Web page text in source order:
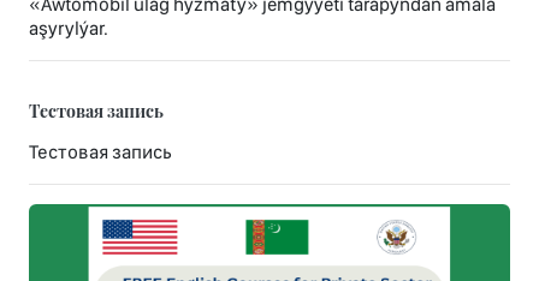
aşyrylýar.
Тестовая запись
Тестовая запись